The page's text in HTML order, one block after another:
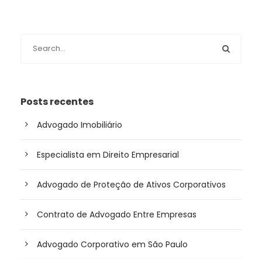
Posts recentes
Advogado Imobiliário
Especialista em Direito Empresarial
Advogado de Proteção de Ativos Corporativos
Contrato de Advogado Entre Empresas
Advogado Corporativo em São Paulo